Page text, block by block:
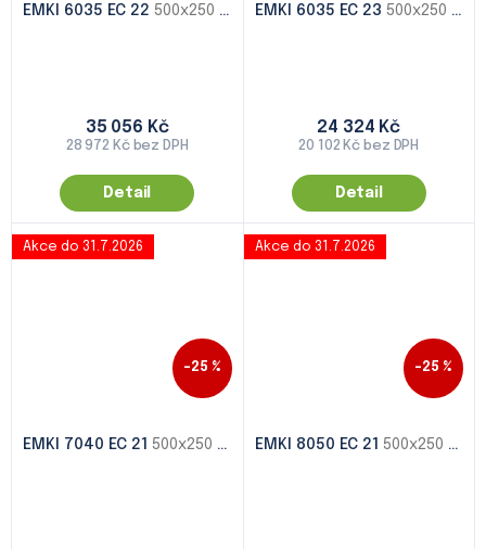
EMKI 6035 EC 22 500x250 - 1000x500
28 972 Kč bez DPH
35 056 Kč
Detail
EMKI 6035 EC 23 500x250 - 1000x500
20 102 Kč bez DPH
24 324 Kč
Detail
Akce do 31.7.2026
–25 %
EMKI 7040 EC 21 500x250 - 1000x500
Akce do 31.7.2026
–25 %
EMKI 8050 EC 21 500x250 - 1000x500